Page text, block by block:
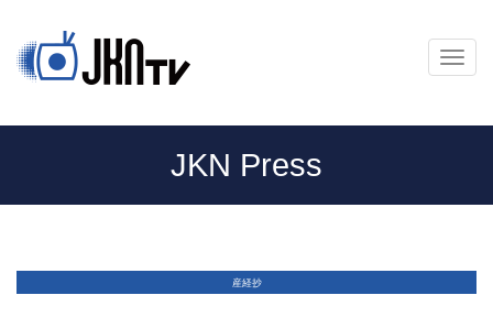
メ
ニ
ー
JKN Press
産経抄